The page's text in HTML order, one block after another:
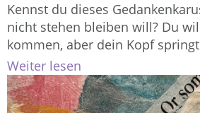
Kennst du dieses
nicht stehen bleiben will? Du
kommen, aber dein Kopf
Weiter lesen